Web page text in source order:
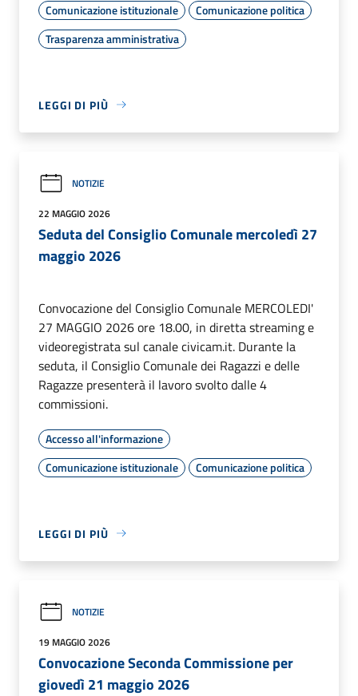
Comunicazione istituzionale
Comunicazione politica
Trasparenza amministrativa
LEGGI DI PIÙ
NOTIZIE
22 MAGGIO 2026
Seduta del Consiglio Comunale mercoledì 27
maggio 2026
Convocazione del Consiglio Comunale MERCOLEDI'
27 MAGGIO 2026 ore 18.00, in diretta streaming e
videoregistrata sul canale civicam.it. Durante la
seduta, il Consiglio Comunale dei Ragazzi e delle
Ragazze presenterà il lavoro svolto dalle 4
commissioni.
Accesso all'informazione
Comunicazione istituzionale
Comunicazione politica
LEGGI DI PIÙ
NOTIZIE
19 MAGGIO 2026
Convocazione Seconda Commissione per
giovedì 21 maggio 2026